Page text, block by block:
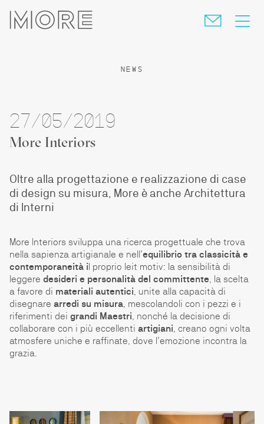
skip
navigation
NEWS
27/05/2019
More Interiors
Oltre alla progettazione e realizzazione di case
di design su misura, More è anche Architettura
di Interni
More Interiors sviluppa una ricerca progettuale che trova
nella sapienza artigianale e nell’equilibrio tra classicità e
contemporaneità il proprio leit motiv: la sensibilità di
leggere desideri e personalità del committente, la scelta
a favore di materiali autentici, unite alla capacità di
disegnare arredi su misura, mescolandoli con i pezzi e i
riferimenti dei grandi Maestri, nonché la decisione di
collaborare con i più eccellenti artigiani, creano ogni volta
atmosfere uniche e raffinate, dove l’emozione incontra la
grazia.